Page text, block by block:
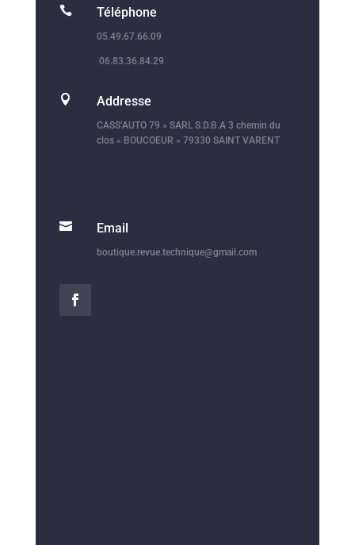
 Téléphone
05.49.67.66.09
06.83.36.84.29
 Addresse
CASS’AUTO 79 » SARL S.D.B.A 3 chemin du
clos « BOUCOEUR » 79330 SAINT VARENT
 Email
boutique.revue.technique@gmail.com